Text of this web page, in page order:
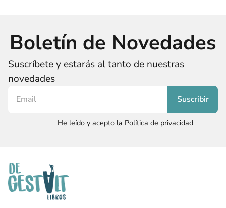
Boletín de Novedades
Suscríbete y estarás al tanto de nuestras
novedades
He leído y acepto la Política de privacidad